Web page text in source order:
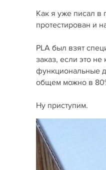
Как я уже писал в
протестирован и
PLA был взят
заказ, если это
функциональные
общем можно в
Ну приступим.